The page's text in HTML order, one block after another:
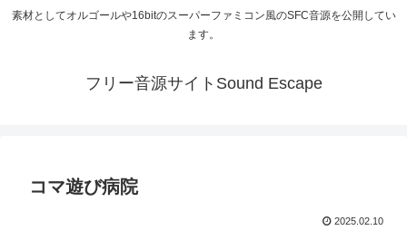
素材としてオルゴールや16bitのスーパーファミコン風のSFC音源を公開してい
ます。
フリー音源サイトSound Escape
コマ遊び病院
2025.02.10